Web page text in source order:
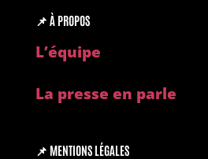
📌 À PROPOS
L’équipe
La presse en parle
📌 MENTIONS LÉGALES